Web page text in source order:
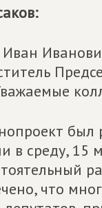
был
в среду, 15
что